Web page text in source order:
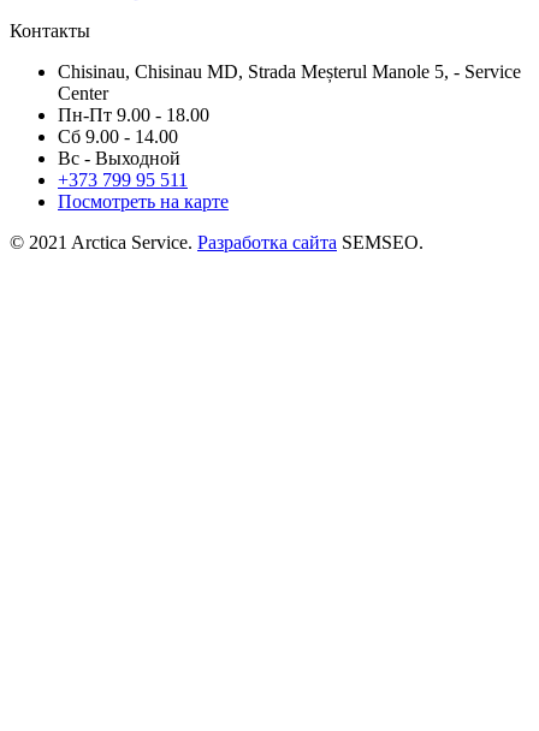
Контакты
Chisinau, Chisinau MD, Strada Meșterul Manole 5, - Service
Center
Пн-Пт 9.00 - 18.00
Сб 9.00 - 14.00
Вс - Выходной
+373 799 95 511
Посмотреть на карте
© 2021 Arctica Service. Разработка сайта SEMSEO.